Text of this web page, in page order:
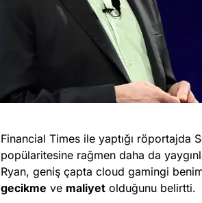
Financial Times ile yaptığı röportajda
popülaritesine rağmen daha da
Ryan, geniş çapta cloud gamingi
gecikme ve maliyet olduğunu belirtti.